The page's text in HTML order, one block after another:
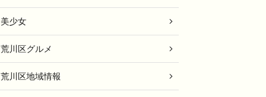
美少女
荒川区グルメ
荒川区地域情報